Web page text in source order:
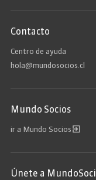
Contacto
Centro de ayuda
hola@mundosocios.cl
Mundo Socios
ir a Mundo Socios
Únete a